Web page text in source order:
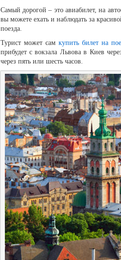
Самый дорогой – это авиабилет, на
вы можете ехать и наблюдать за
поезда.
Турист может сам купить билет на
прибудет с вокзала Львова в Киев
через пять или шесть часов.